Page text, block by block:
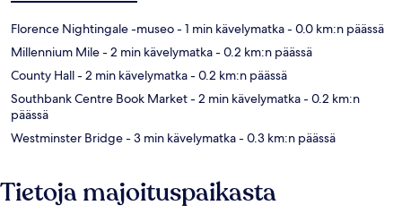
Florence Nightingale -museo- 1 min kävelymatka- 0.0 km:n päässä
Millennium Mile- 2 min kävelymatka- 0.2 km:n päässä
County Hall- 2 min kävelymatka- 0.2 km:n päässä
Southbank Centre Book Market- 2 min kävelymatka- 0.2 km:n
päässä
Westminster Bridge- 3 min kävelymatka- 0.3 km:n päässä
Tietoja majoituspaikasta